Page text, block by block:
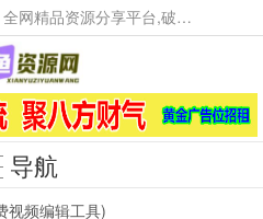
咸鱼资源网【www.xianyuai.cn】全网精品资源分享平台,破解软件,技术源码,火爆项目,工具辅助,这里无所不有。
导航
视频编辑工具)